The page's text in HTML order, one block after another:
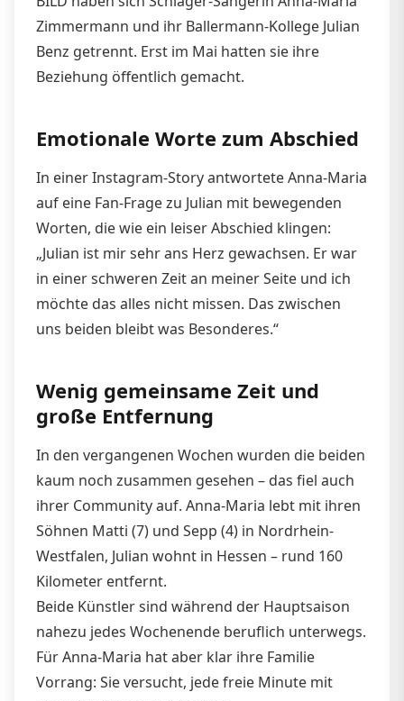
Zimmermann und ihr Ballermann-Kollege Julian
Benz getrennt. Erst im Mai hatten sie ihre
Beziehung öffentlich gemacht.
Emotionale Worte zum Abschied
In einer Instagram-Story antwortete Anna-Maria
auf eine Fan-Frage zu Julian mit bewegenden
Worten, die wie ein leiser Abschied klingen:
„Julian ist mir sehr ans Herz gewachsen. Er war
in einer schweren Zeit an meiner Seite und ich
möchte das alles nicht missen. Das zwischen
uns beiden bleibt was Besonderes.“
Wenig gemeinsame Zeit und
große Entfernung
In den vergangenen Wochen wurden die beiden
kaum noch zusammen gesehen – das fiel auch
ihrer Community auf. Anna-Maria lebt mit ihren
Söhnen Matti (7) und Sepp (4) in Nordrhein-
Westfalen, Julian wohnt in Hessen – rund 160
Kilometer entfernt.
Beide Künstler sind während der Hauptsaison
nahezu jedes Wochenende beruflich unterwegs.
Für Anna-Maria hat aber klar ihre Familie
Vorrang: Sie versucht, jede freie Minute mit